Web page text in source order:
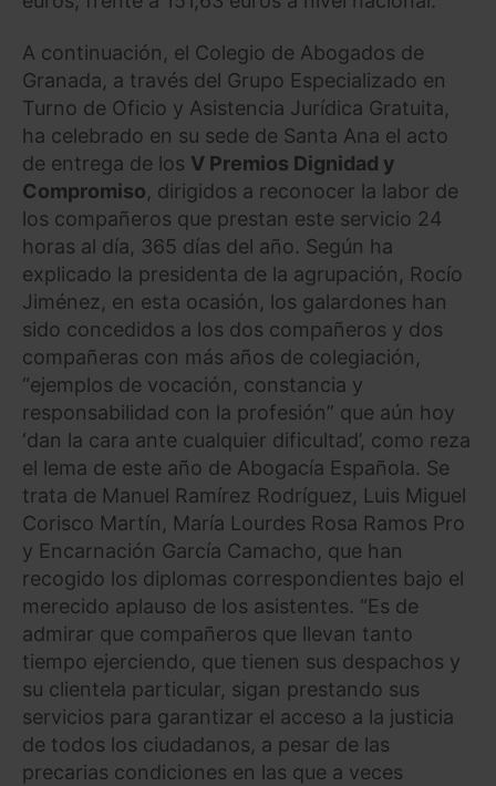
A continuación, el Colegio de Abogados de
Granada, a través del Grupo Especializado en
Turno de Oficio y Asistencia Jurídica Gratuita,
ha celebrado en su sede de Santa Ana el acto
de entrega de los V Premios Dignidad y
Compromiso, dirigidos a reconocer la labor de
los compañeros que prestan este servicio 24
horas al día, 365 días del año. Según ha
explicado la presidenta de la agrupación, Rocío
Jiménez, en esta ocasión, los galardones han
sido concedidos a los dos compañeros y dos
compañeras con más años de colegiación,
“ejemplos de vocación, constancia y
responsabilidad con la profesión” que aún hoy
‘dan la cara ante cualquier dificultad’, como reza
el lema de este año de Abogacía Española. Se
trata de Manuel Ramírez Rodríguez, Luis Miguel
Corisco Martín, María Lourdes Rosa Ramos Pro
y Encarnación García Camacho, que han
recogido los diplomas correspondientes bajo el
merecido aplauso de los asistentes. “Es de
admirar que compañeros que llevan tanto
tiempo ejerciendo, que tienen sus despachos y
su clientela particular, sigan prestando sus
servicios para garantizar el acceso a la justicia
de todos los ciudadanos, a pesar de las
precarias condiciones en las que a veces